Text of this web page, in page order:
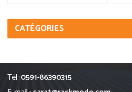
tuiles. Le support
brevet&eacute; &eacute;limine
consid&eacute;rablement le
CATÉGORIES
Tél :0591-86390315